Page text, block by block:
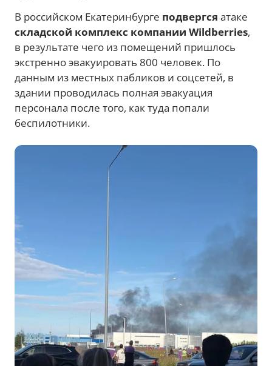
В российском Екатеринбурге подвергся атаке
складской комплекс компании Wildberries,
в результате чего из помещений пришлось
экстренно эвакуировать 800 человек. По
данным из местных пабликов и соцсетей, в
здании проводилась полная эвакуация
персонала после того, как туда попали
беспилотники.